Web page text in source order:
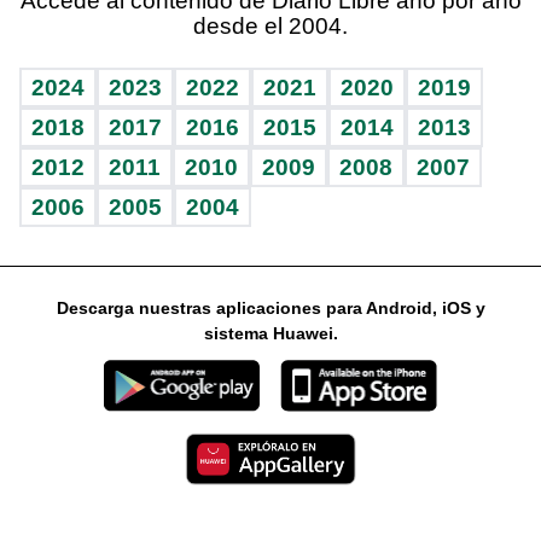
Vida y familia
Eñe
Celebrando la vida
Sin complejos
En pocas palabras
Escuchando al corazón
Economía Personal
Consulta Libre
BRV
TBT Deportivo
Ágora
Guía del dinero
Horóscopos
desde el 2004.
2024 2023 2022 2021 2020
2019
2018
2017 2016 2015 2014
2013
2012
2011 2010 2009 2008
2007
2006
2005 2004
Descarga nuestras aplicaciones para Android, iOS y
sistema Huawei.